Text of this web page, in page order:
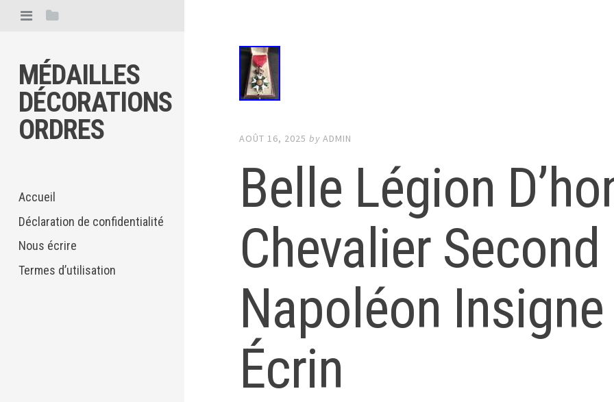
MÉDAILLES
DÉCORATIONS
ORDRES
Accueil
Déclaration de confidentialité
Nous écrire
Termes d’utilisation
AOÛT 16, 2025 byADMIN
Belle Légion
Chevalier
Napoléon
Écrin